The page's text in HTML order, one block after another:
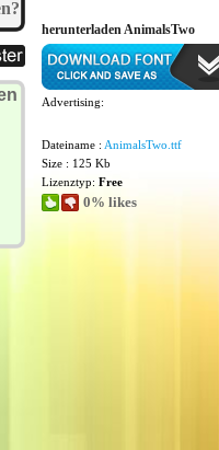
herunterladen AnimalsTwo
Advertising:
Dateiname : AnimalsTwo.ttf
Size : 125 Kb
Lizenztyp: Free
0% likes